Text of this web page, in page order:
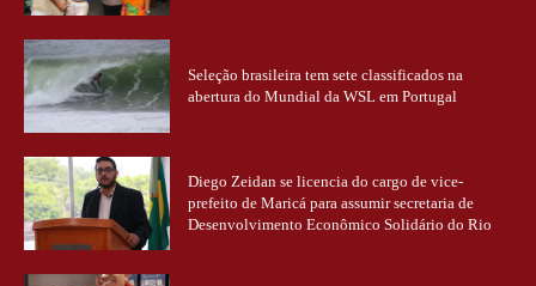
Seleção brasileira tem sete classificados na
abertura do Mundial da WSL em Portugal
Diego Zeidan se licencia do cargo de vice-
prefeito de Maricá para assumir secretaria de
Desenvolvimento Econômico Solidário do Rio